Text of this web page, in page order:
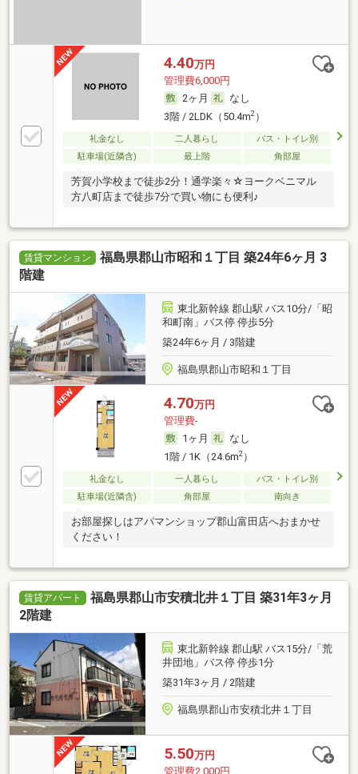
4.40万円
管理費6,000円
2ヶ月
なし
3階 / 2LDK（50.4m2）
礼金なし 二人暮らし
バス・トイレ別
駐車場(近隣含)
最上階 角部屋
芳賀小学校まで徒歩2分！通学楽々☆ヨークベニマル
方八町店まで徒歩7分で買い物にも便利♪
賃貸マンション
福島県郡山市昭和１丁目 築24年6ヶ月 3
階建
東北新幹線 郡山駅 バス10分/「昭
和町南」バス停 停歩5分
築24年6ヶ月 / 3階建
福島県郡山市昭和１丁目
4.70万円
管理費-
1ヶ月
なし
1階 / 1K（24.6m2）
礼金なし 一人暮らし
バス・トイレ別
駐車場(近隣含)
角部屋 南向き
お部屋探しはアパマンショップ郡山富田店へおまかせ
ください！
賃貸アパート
福島県郡山市安積北井１丁目 築31年3ヶ月
2階建
東北新幹線 郡山駅 バス15分/「荒
井団地」バス停 停歩1分
築31年3ヶ月 / 2階建
福島県郡山市安積北井１丁目
5.50万円
管理費2,000円